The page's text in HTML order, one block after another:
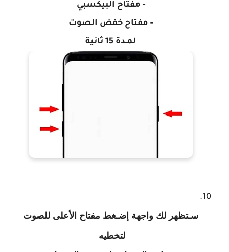
- مفتاح البيكسبي
- مفتاح خفض الصوت
لمـدة 15 ثانية
سـتظهر لك واجهة إضـغط مفتاح الأعلى للصوت
لتخطيه